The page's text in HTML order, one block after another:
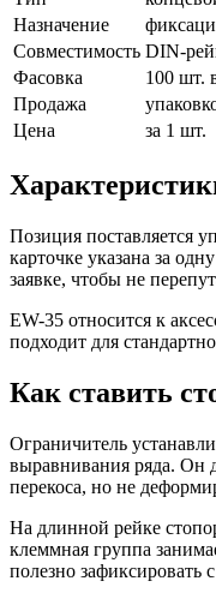
Назначение
Совместимость DIN-
Фасовка
100 шт.
Продажа
Цена
за 1 шт.
Позиция поставляется
карточке указана за
заявке, чтобы не
EW-35 относится к
подходит для
Как ставить
Ограничитель
выравнивания ряда. Он
перекоса, но не
На длинной рейке
клеммная группа
полезно зафиксировать